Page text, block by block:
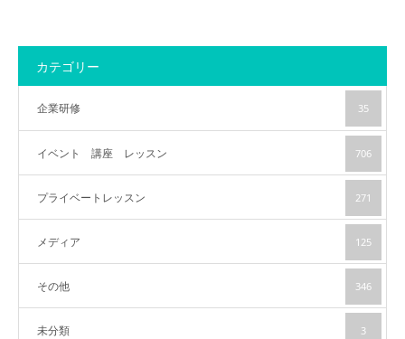
カテゴリー
企業研修 35
イベント 講座 レッスン 706
プライベートレッスン 271
メディア 125
その他 346
未分類 3